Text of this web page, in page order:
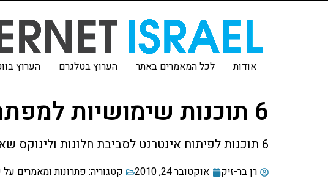
אודות לכל המאמרים באתר הערוץ בטלגרם הערוץ
6 תוכנות שימושיות למפתחי אינטרנט
6 תוכנות לפיתוח אינטרנט לסביבת חלונות ולינוקס שאני לא יכול להסתדר בלעדיהן.
רן בר-זיק אוקטובר 24, 2010 קטגוריה: פתרונות ומאמרים על